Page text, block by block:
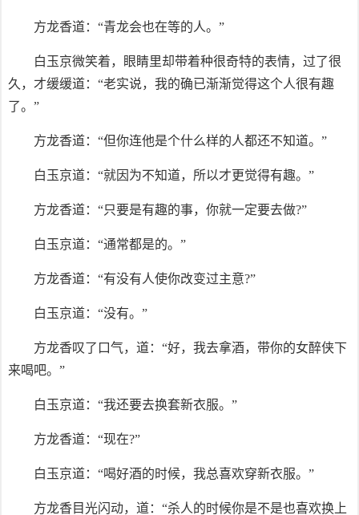
方龙香道：“青龙会也在等的人。”
白玉京微笑着，眼睛里却带着种很奇特的表情，过了很
久，才缓缓道：“老实说，我的确已渐渐觉得这个人很有趣
了。”
方龙香道：“但你连他是个什么样的人都还不知道。”
白玉京道：“就因为不知道，所以才更觉得有趣。”
方龙香道：“只要是有趣的事，你就一定要去做?”
白玉京道：“通常都是的。”
方龙香道：“有没有人使你改变过主意?”
白玉京道：“没有。”
方龙香叹了口气，道：“好，我去拿酒，带你的女醉侠下
来喝吧。”
白玉京道：“我还要去换套新衣服。”
方龙香道：“现在?”
白玉京道：“喝好酒的时候，我总喜欢穿新衣服。”
方龙香目光闪动，道：“杀人的时候你是不是也喜欢换上